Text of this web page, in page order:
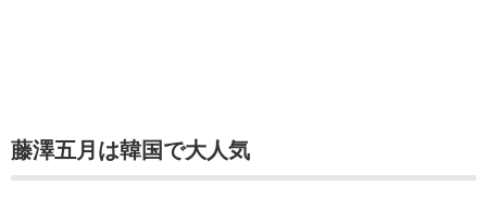
藤澤五月は韓国で大人気